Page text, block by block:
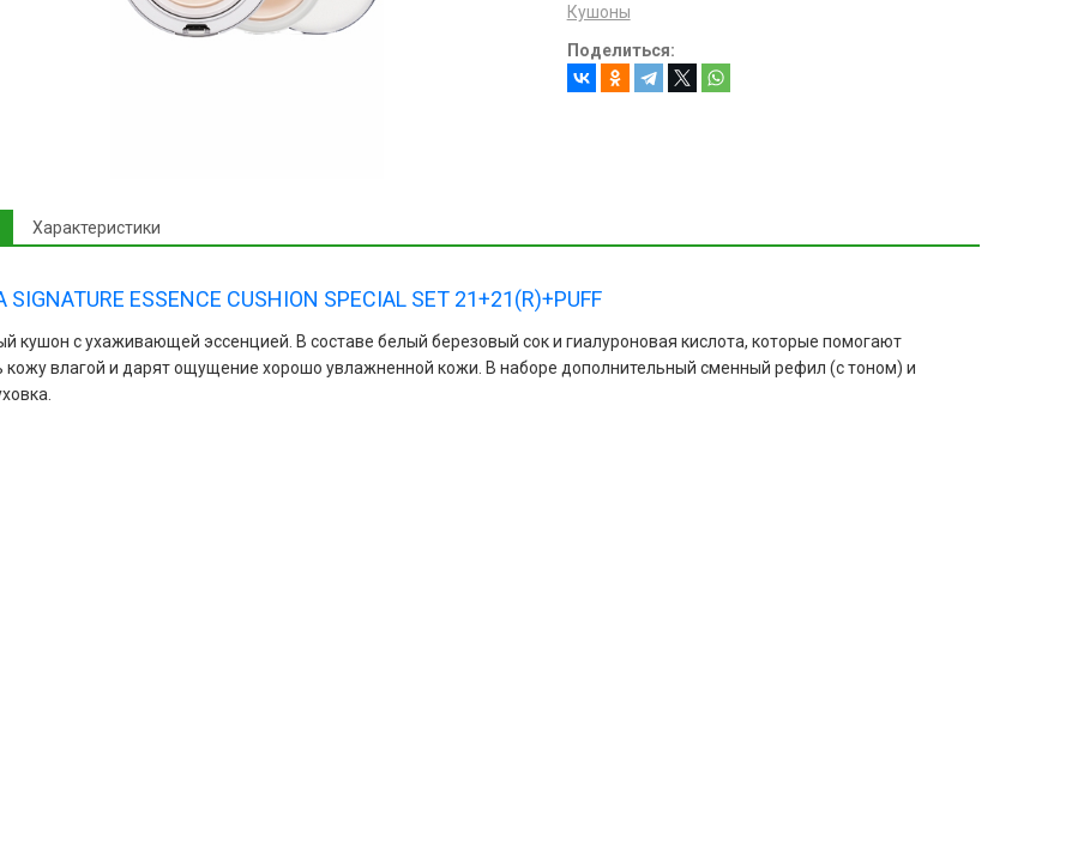
Кушоны
Поделиться:
Характеристики
SIGNATURE ESSENCE CUSHION SPECIAL SET 21+21(R)+PUFF
кушон с ухаживающей эссенцией. В составе белый березовый сок и гиалуроновая кислота, которые помогают
кожу влагой и дарят ощущение хорошо увлажненной кожи. В наборе дополнительный сменный рефил (с тоном) и